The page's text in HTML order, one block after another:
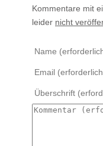
Kommentare mit
leider nicht